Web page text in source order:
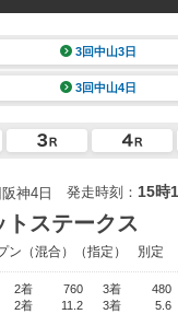
3回中山3日
3回中山4日
神4日 発走時刻： 15時
トステークス
ン （混合）（指定） 別定
2着 760 3着
480
2着 11.2 3着 5.6